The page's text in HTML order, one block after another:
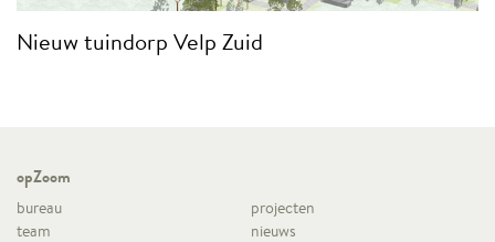
Nieuw tuindorp Velp Zuid
opZoom
bureau
projecten
team
nieuws